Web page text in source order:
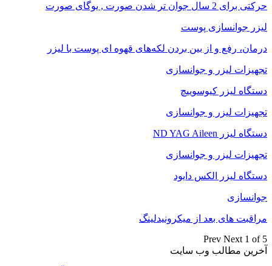
حرکتی برای 2 سال جوان تر شدن صورت , یوگای صورت
لیزر جوانسازی پوست
درمان، رفع و از بین بردن لکه‌های قهوه ای پوست با لیزر
تجهیزات لیزر و جوانسازی
دستگاه لیزر کیوسوییچ
تجهیزات لیزر و جوانسازی
دستگاه لیزر ND YAG Aileen
تجهیزات لیزر و جوانسازی
دستگاه لیزر الکس دایود
جوانسازی
مراقبت های بعد از میکرونیدلینگ
Prev Next 1 of 5
آخرین مطالب وب سایت